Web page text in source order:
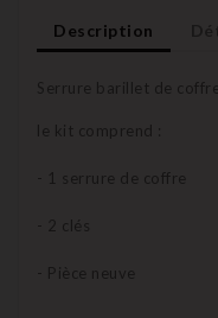
Description
Serrure barillet de
le kit comprend :
- 1 serrure de coffre
- 2 clés
- Pièce neuve